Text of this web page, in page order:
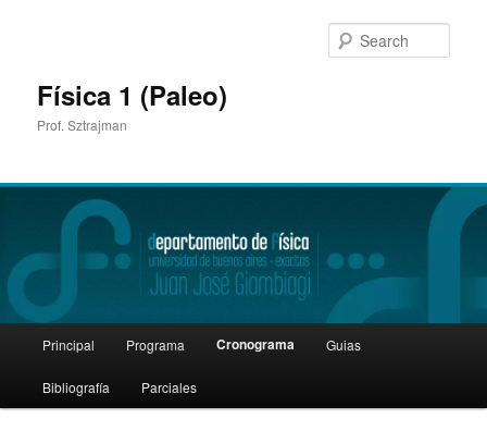
Física 1 (Paleo)
Prof. Sztrajman
Skip
to
Principal Programa Cronograma Guias
Bibliografía Parciales